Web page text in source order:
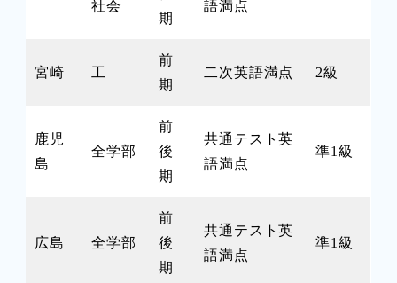
社会
期
語満点
宮崎 工
前
期
二次英語満点 2級
鹿児
島
全学部
前
後
期
共通テスト英
語満点
準1級
広島 全学部
前
後
期
共通テスト英
語満点
準1級